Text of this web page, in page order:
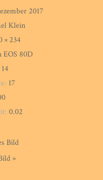
2017
Klein
× 234
EOS 80D
14
17
0.02
Bild
»